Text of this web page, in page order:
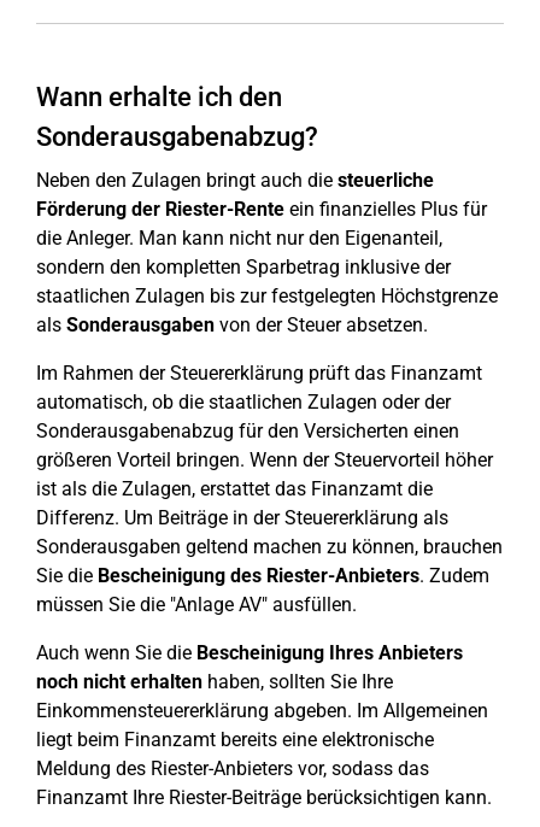
Wann erhalte ich den
Sonderausgabenabzug?
Neben den Zulagen bringt auch die steuerliche
Förderung der Riester-Rente ein finanzielles Plus für
die Anleger. Man kann nicht nur den Eigenanteil,
sondern den kompletten Sparbetrag inklusive der
staatlichen Zulagen bis zur festgelegten Höchstgrenze
als Sonderausgaben von der Steuer absetzen.
Im Rahmen der Steuererklärung prüft das Finanzamt
automatisch, ob die staatlichen Zulagen oder der
Sonderausgabenabzug für den Versicherten einen
größeren Vorteil bringen. Wenn der Steuervorteil höher
ist als die Zulagen, erstattet das Finanzamt die
Differenz. Um Beiträge in der Steuererklärung als
Sonderausgaben geltend machen zu können, brauchen
Sie die Bescheinigung des Riester-Anbieters. Zudem
müssen Sie die "Anlage AV" ausfüllen.
Auch wenn Sie die Bescheinigung Ihres Anbieters
noch nicht erhalten haben, sollten Sie Ihre
Einkommensteuererklärung abgeben. Im Allgemeinen
liegt beim Finanzamt bereits eine elektronische
Meldung des Riester-Anbieters vor, sodass das
Finanzamt Ihre Riester-Beiträge berücksichtigen kann.